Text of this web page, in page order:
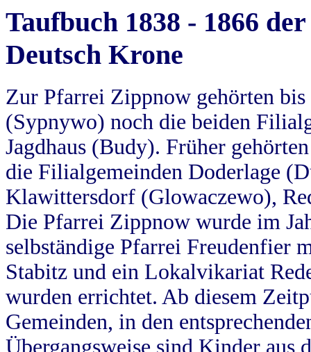
Taufbuch 1838 - 1866
Deutsch Krone
Zur Pfarrei Zippnow gehörten
(Sypnywo) noch die beiden
Jagdhaus (Budy). Früher
die Filialgemeinden Doderlage
Klawittersdorf (Glowaczewo),
Die Pfarrei Zippnow wurde im
selbständige Pfarrei Freudenfier
Stabitz und ein Lokalvikariat
wurden errichtet. Ab diesem
Gemeinden, in den
Übergangsweise sind Kinder aus